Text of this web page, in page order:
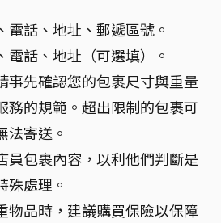
電話、地址、郵遞區號。
電話、地址（可選填）。
事先確認您的包裹尺寸與重量
務的規範。超出限制的包裹可
法寄送。
員包裹內容，以利他們判斷是
殊處理。
物品時，建議購買保險以保障